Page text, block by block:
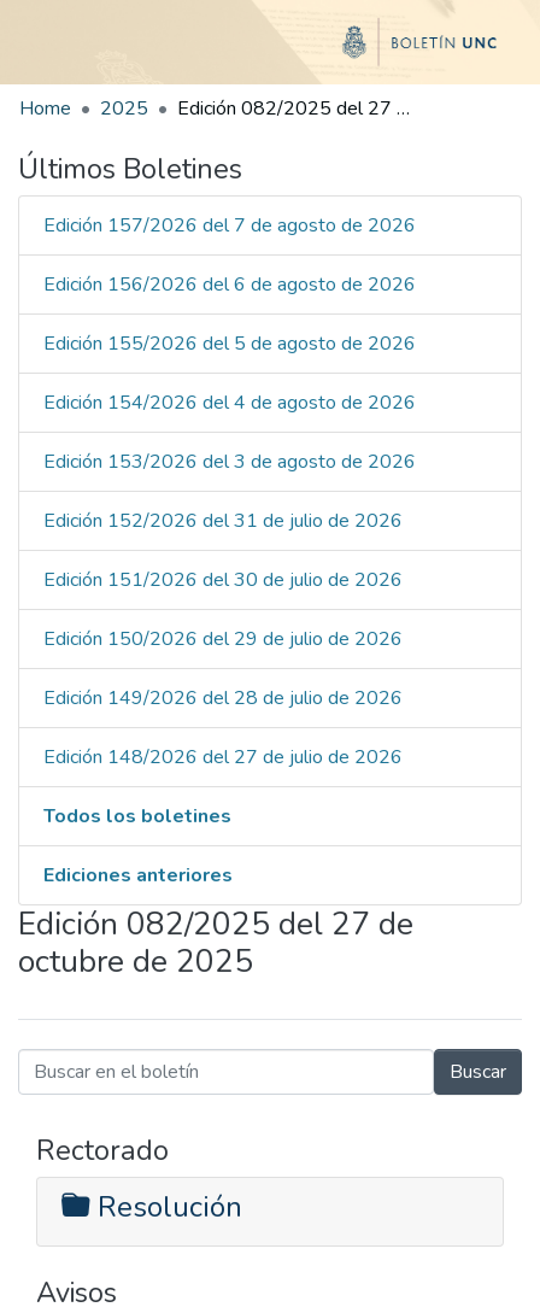
Home 2025 Edición 082/2025 del 27 de octubre de 2025
Últimos Boletines
Edición 157/2026 del 7 de agosto de 2026
Edición 156/2026 del 6 de agosto de 2026
Edición 155/2026 del 5 de agosto de 2026
Edición 154/2026 del 4 de agosto de 2026
Edición 153/2026 del 3 de agosto de 2026
Edición 152/2026 del 31 de julio de 2026
Edición 151/2026 del 30 de julio de 2026
Edición 150/2026 del 29 de julio de 2026
Edición 149/2026 del 28 de julio de 2026
Edición 148/2026 del 27 de julio de 2026
Todos los boletines
Ediciones anteriores
Edición 082/2025 del 27 de
octubre de 2025
Buscar
Rectorado
Resolución
Avisos